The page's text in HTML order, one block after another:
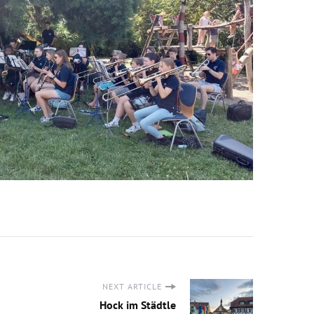
NEXT ARTICLE
Hock im Städtle